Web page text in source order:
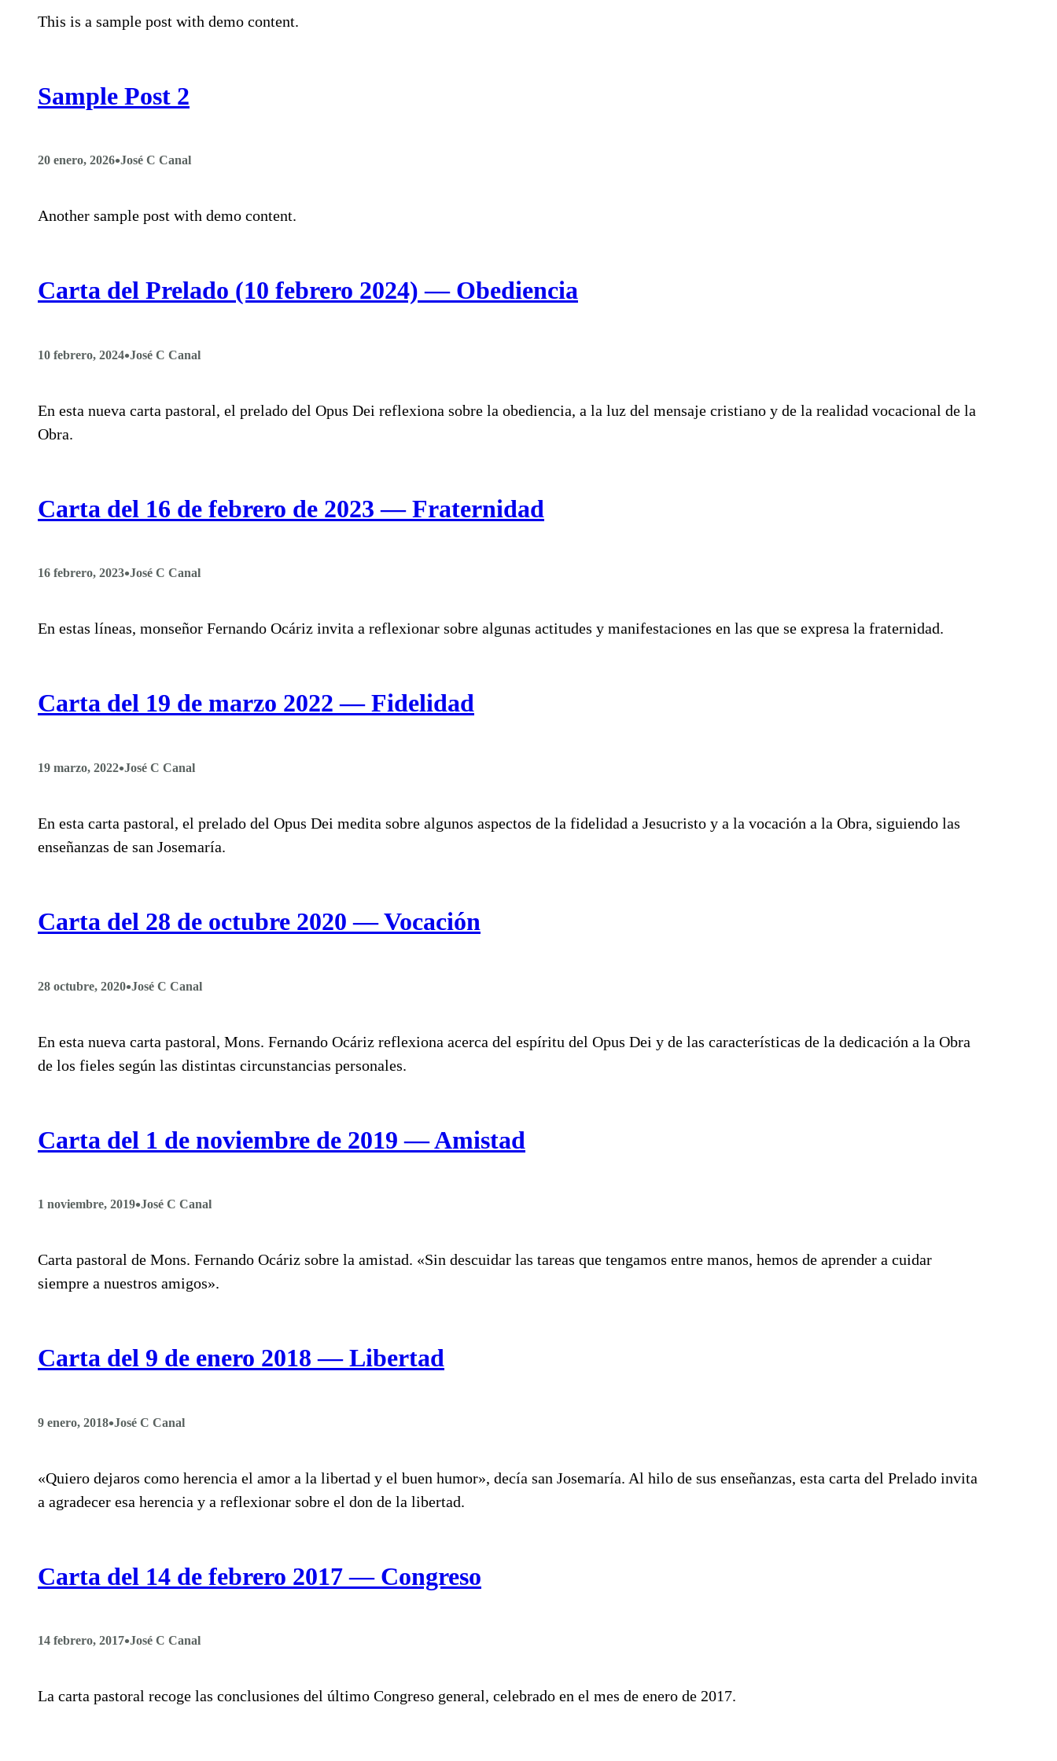
This is a sample post with demo content.
Sample Post 2
20 enero, 2026•José C Canal
Another sample post with demo content.
Carta del Prelado (10 febrero 2024) — Obediencia
10 febrero, 2024•José C Canal
En esta nueva carta pastoral, el prelado del Opus Dei reflexiona sobre la obediencia, a la luz del mensaje cristiano y de la realidad vocacional de la
Obra.
Carta del 16 de febrero de 2023 — Fraternidad
16 febrero, 2023•José C Canal
En estas líneas, monseñor Fernando Ocáriz invita a reflexionar sobre algunas actitudes y manifestaciones en las que se expresa la fraternidad.
Carta del 19 de marzo 2022 — Fidelidad
19 marzo, 2022•José C Canal
En esta carta pastoral, el prelado del Opus Dei medita sobre algunos aspectos de la fidelidad a Jesucristo y a la vocación a la Obra, siguiendo las
enseñanzas de san Josemaría.
Carta del 28 de octubre 2020 — Vocación
28 octubre, 2020•José C Canal
En esta nueva carta pastoral, Mons. Fernando Ocáriz reflexiona acerca del espíritu del Opus Dei y de las características de la dedicación a la Obra
de los fieles según las distintas circunstancias personales.
Carta del 1 de noviembre de 2019 — Amistad
1 noviembre, 2019•José C Canal
Carta pastoral de Mons. Fernando Ocáriz sobre la amistad. «Sin descuidar las tareas que tengamos entre manos, hemos de aprender a cuidar
siempre a nuestros amigos».
Carta del 9 de enero 2018 — Libertad
9 enero, 2018•José C Canal
«Quiero dejaros como herencia el amor a la libertad y el buen humor», decía san Josemaría. Al hilo de sus enseñanzas, esta carta del Prelado invita
a agradecer esa herencia y a reflexionar sobre el don de la libertad.
Carta del 14 de febrero 2017 — Congreso
14 febrero, 2017•José C Canal
La carta pastoral recoge las conclusiones del último Congreso general, celebrado en el mes de enero de 2017.